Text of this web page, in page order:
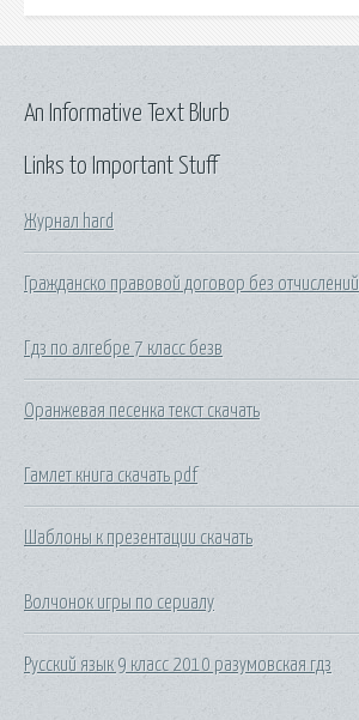
Links to Important Stuff
Журнал hard
Гражданско правовой договор без отчислений
Гдз по алгебре 7 класс безв
Оранжевая песенка текст скачать
Гамлет книга скачать pdf
Шаблоны к презентации скачать
Волчонок игры по сериалу
Русский язык 9 класс 2010 разумовская гдз
An Informative Text Blurb